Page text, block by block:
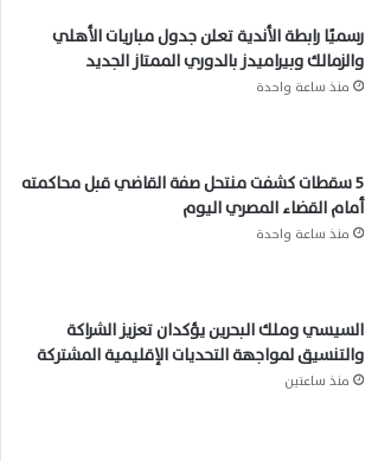
رسميًا رابطة الأندية تعلن جدول مباريات الأهلي
والزمالك وبيراميدز بالدوري الممتاز الجديد
منذ ساعة واحدة
5 سقطات كشفت منتحل صفة القاضي قبل محاكمته
أمام القضاء المصري اليوم
منذ ساعة واحدة
السيسي وملك البحرين يؤكدان تعزيز الشراكة
والتنسيق لمواجهة التحديات الإقليمية المشتركة
منذ ساعتين